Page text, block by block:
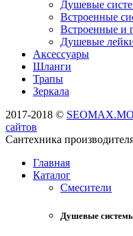
Душевые
Встроенные
Встроенные и
Душевые
Аксессуары
Шланги
Трапы
Зеркала
2017-2018 ©
сайтов
Сантехника
Главная
Каталог
Смесители
Душевые